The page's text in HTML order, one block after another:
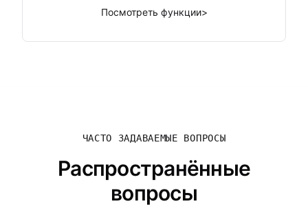
Посмотреть функции>
ЧАСТО ЗАДАВАЕМЫЕ ВОПРОСЫ
Распространённые
вопросы